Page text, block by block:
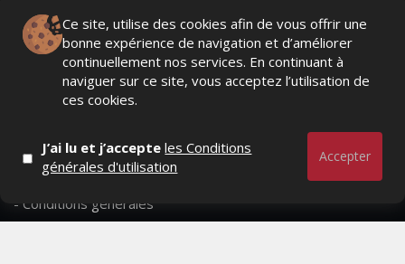
Ce site, utilise des cookies afin de vous offrir une
bonne expérience de navigation et d’améliorer
continuellement nos services. En continuant à
naviguer sur ce site, vous acceptez l’utilisation de
ces cookies.
J’ai lu et j’accepteles Conditions
générales d'utilisation
Accepter
- Page d'accueil
- Contactez-nous
- Conditions générales